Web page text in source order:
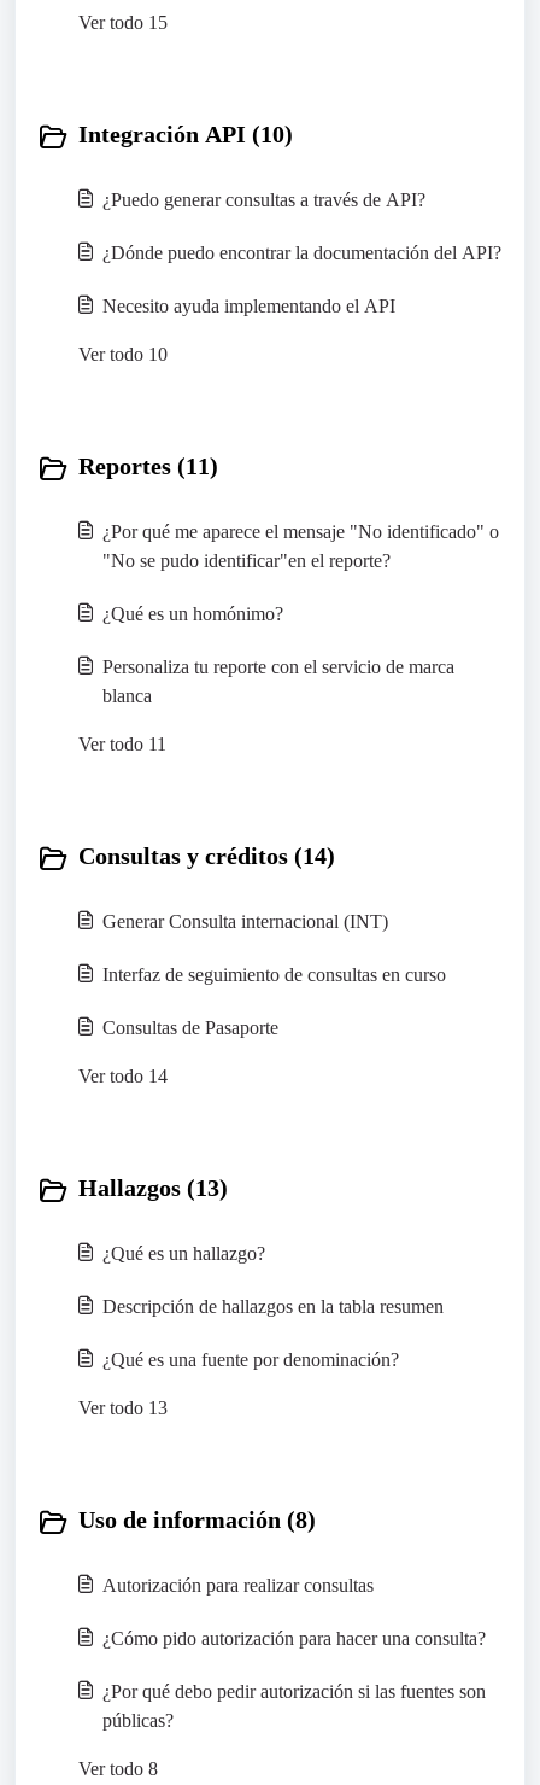
Ver todo 15
Integración API (10)
¿Puedo generar consultas a través de API?
¿Dónde puedo encontrar la documentación del API?
Necesito ayuda implementando el API
Ver todo 10
Reportes (11)
¿Por qué me aparece el mensaje "No identificado" o
"No se pudo identificar"en el reporte?
¿Qué es un homónimo?
Personaliza tu reporte con el servicio de marca
blanca
Ver todo 11
Consultas y créditos (14)
Generar Consulta internacional (INT)
Interfaz de seguimiento de consultas en curso
Consultas de Pasaporte
Ver todo 14
Hallazgos (13)
¿Qué es un hallazgo?
Descripción de hallazgos en la tabla resumen
¿Qué es una fuente por denominación?
Ver todo 13
Uso de información (8)
Autorización para realizar consultas
¿Cómo pido autorización para hacer una consulta?
¿Por qué debo pedir autorización si las fuentes son
públicas?
Ver todo 8